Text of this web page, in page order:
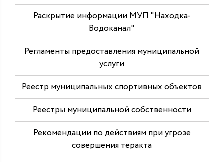
Раскрытие информации МУП "Находка-
Водоканал"
Регламенты предоставления муниципальной
услуги
Реестр муниципальных спортивных объектов
Реестры муниципальной собственности
Рекомендации по действиям при угрозе
совершения теракта